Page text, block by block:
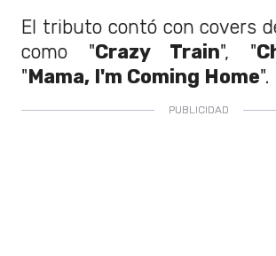
El tributo contó con covers
como "Crazy Train", "
"Mama, I'm Coming Home".